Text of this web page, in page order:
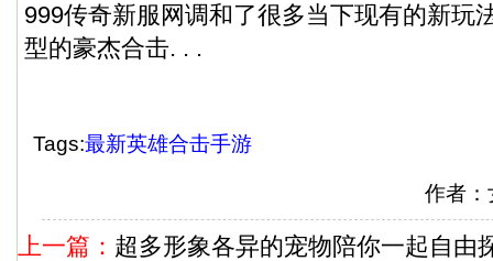
999传奇新服网调和了很多当下现有的新玩
型的豪杰合击. . .
Tags:最新英雄合击手游
作者
上一篇： 超多形象各异的宠物陪你一起自由